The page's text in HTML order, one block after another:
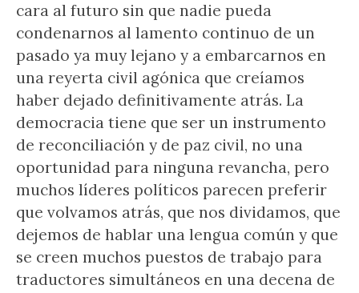
cara al futuro sin que nadie pueda
condenarnos al lamento continuo de un
pasado ya muy lejano y a embarcarnos en
una reyerta civil agónica que creíamos
haber dejado definitivamente atrás. La
democracia tiene que ser un instrumento
de reconciliación y de paz civil, no una
oportunidad para ninguna revancha, pero
muchos líderes políticos parecen preferir
que volvamos atrás, que nos dividamos, que
dejemos de hablar una lengua común y que
se creen muchos puestos de trabajo para
traductores simultáneos en una decena de